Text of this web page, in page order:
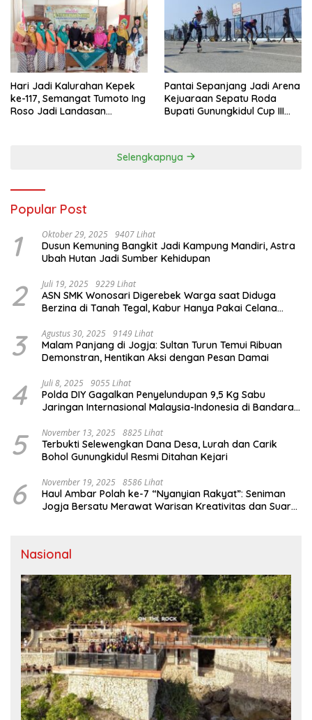
Hari Jadi Kalurahan Kepek
ke-117, Semangat Tumoto Ing
Roso Jadi Landasan
Pantai Sepanjang Jadi Arena
Kejuaraan Sepatu Roda
Bupati Gunungkidul Cup III
Selengkapnya
Popular Post
1 Oktober 29, 2025 9407 Lihat
Dusun Kemuning Bangkit Jadi Kampung Mandiri, Astra
Ubah Hutan Jadi Sumber Kehidupan
2 Juli 19, 2025 9229 Lihat
ASN SMK Wonosari Digerebek Warga saat Diduga
Berzina di Tanah Tegal, Kabur Hanya Pakai Celana
3 Agustus 30, 2025 9149 Lihat
Malam Panjang di Jogja: Sultan Turun Temui Ribuan
Demonstran, Hentikan Aksi dengan Pesan Damai
4 Juli 8, 2025 9055 Lihat
Polda DIY Gagalkan Penyelundupan 9,5 Kg Sabu
Jaringan Internasional Malaysia-Indonesia di Bandara
5 November 13, 2025 8825 Lihat
Terbukti Selewengkan Dana Desa, Lurah dan Carik
Bohol Gunungkidul Resmi Ditahan Kejari
6 November 19, 2025 8586 Lihat
Haul Ambar Polah ke-7 “Nyanyian Rakyat”: Seniman
Jogja Bersatu Merawat Warisan Kreativitas dan Suara
Nasional